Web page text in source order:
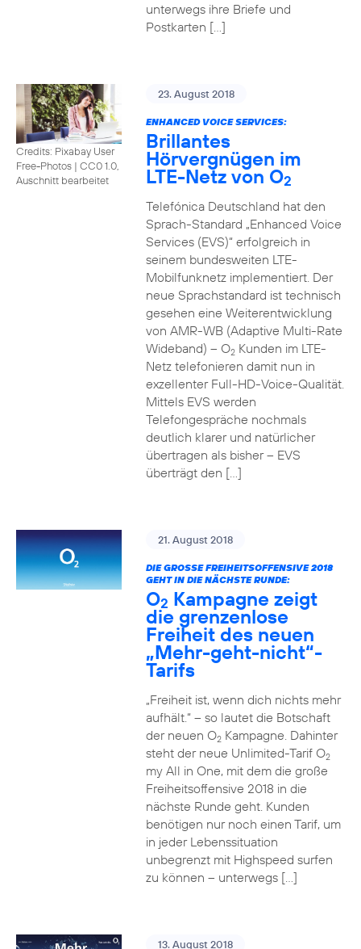
unterwegs ihre Briefe und
Postkarten […]
Credits: Pixabay User
Free-Photos | CC0 1.0,
Auschnitt bearbeitet
23. August 2018
ENHANCED VOICE SERVICES:
Brillantes
Hörvergnügen im
LTE-Netz von O2
Telefónica Deutschland hat den
Sprach-Standard „Enhanced Voice
Services (EVS)“ erfolgreich in
seinem bundesweiten LTE-
Mobilfunknetz implementiert. Der
neue Sprachstandard ist technisch
gesehen eine Weiterentwicklung
von AMR-WB (Adaptive Multi-Rate
Wideband) – O2Kunden im LTE-
Netz telefonieren damit nun in
exzellenter Full-HD-Voice-Qualität.
Mittels EVS werden
Telefongespräche nochmals
deutlich klarer und natürlicher
übertragen als bisher – EVS
überträgt den […]
21. August 2018
DIE GROSSE FREIHEITSOFFENSIVE 2018 G
EHT IN DIE NÄCHSTE RUNDE:
O2 Kampagne zeigt
die grenzenlose
Freiheit des neuen
„Mehr-geht-nicht“-
Tarifs
„Freiheit ist, wenn dich nichts mehr
aufhält.“ – so lautet die Botschaft
der neuen O2Kampagne. Dahinter
steht der neue Unlimited-Tarif O2
my All in One, mit dem die große
Freiheitsoffensive 2018 in die
nächste Runde geht. Kunden
benötigen nur noch einen Tarif, um
in jeder Lebenssituation
unbegrenzt mit Highspeed surfen
zu können – unterwegs […]
13. August 2018